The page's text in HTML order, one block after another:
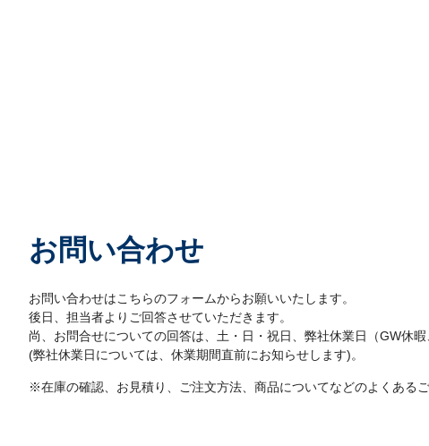
お問い合わせ
お問い合わせはこちらのフォームからお願いいたします。
後日、担当者よりご回答させていただきます。
尚、お問合せについての回答は、土・日・祝日、弊社休業日（GW休
(弊社休業日については、休業期間直前にお知らせします)。
※在庫の確認、お見積り、ご注文方法、商品についてなどのよくある